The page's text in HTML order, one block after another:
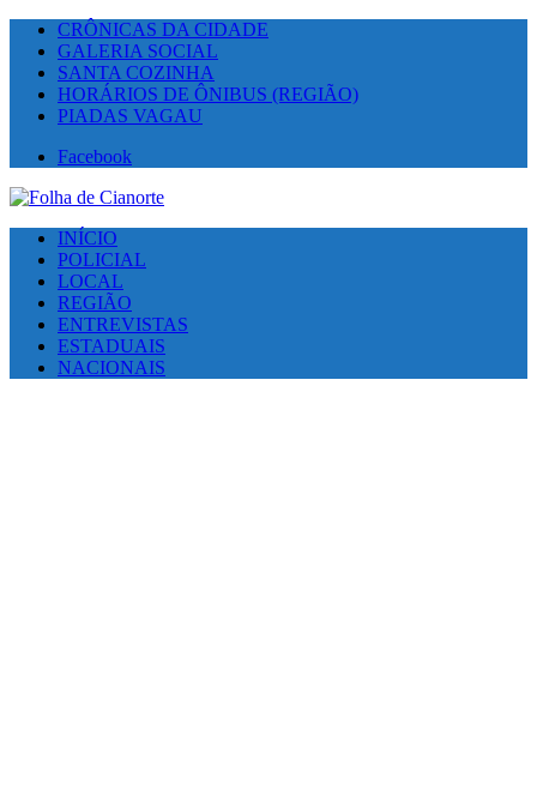
CRÔNICAS DA CIDADE
GALERIA SOCIAL
SANTA COZINHA
HORÁRIOS DE ÔNIBUS (REGIÃO)
PIADAS VAGAU
Facebook
INÍCIO
POLICIAL
LOCAL
REGIÃO
ENTREVISTAS
ESTADUAIS
NACIONAIS